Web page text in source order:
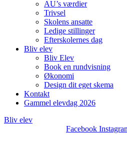
AU’s værdier
Trivsel
Skolens ansatte
Ledige stillinger
Efterskolernes dag
Bliv elev
Bliv Elev
Book en rundvisning
Økonomi
Design dit eget skema
Kontakt
Gammel elevdag 2026
Bliv elev
Facebook